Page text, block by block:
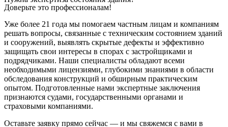
Доверьте это профессионалам!
Уже более 21 года мы помогаем частным лицам и компаниям
решать вопросы, связанные с техническим состоянием зданий
и сооружений, выявлять скрытые дефекты и эффективно
защищать свои интересы в спорах с застройщиками и
подрядчиками. Наши специалисты обладают всеми
необходимыми лицензиями, глубокими знаниями в области
обследования конструкций и обширным практическим
опытом. Подготовленные нами экспертные заключения
признаются судами, государственными органами и
страховыми компаниями.
Оставьте заявку прямо сейчас — и мы свяжемся с вами в